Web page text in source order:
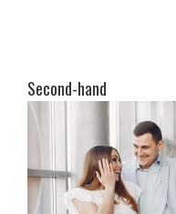
Second-hand